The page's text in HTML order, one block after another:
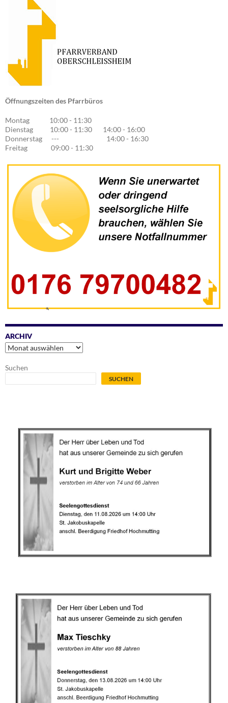
Öffnungszeiten des Pfarrbüros
Montag 10:00 - 11:30
Dienstag 10:00 - 11:30 14:00 - 16:00
Donnerstag --- 14:00 - 16:30
Freitag 09:00 - 11:30
ARCHIV
Archiv
Suchen
SUCHEN